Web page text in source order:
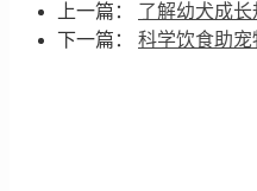
上一篇： 了解幼犬成
下一篇： 科学饮食助